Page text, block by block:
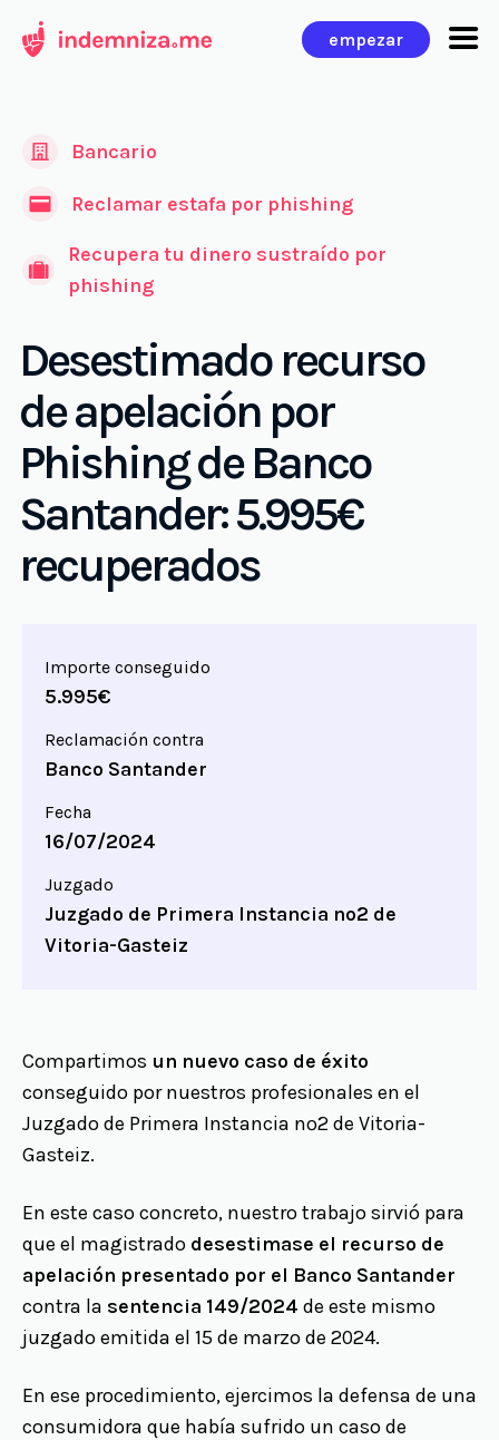
empezar
Bancario
Reclamar estafa por phishing
Recupera tu dinero sustraído por
phishing
Desestimado recurso
de apelación por
Phishing de Banco
Santander: 5.995€
recuperados
Importe conseguido
5.995€
Reclamación contra
Banco Santander
Fecha
16/07/2024
Juzgado
Juzgado de Primera Instancia nº2 de
Vitoria-Gasteiz
Compartimos un nuevo caso de éxito
conseguido por nuestros profesionales en el
Juzgado de Primera Instancia nº2 de Vitoria-
Gasteiz.
En este caso concreto, nuestro trabajo sirvió para
que el magistrado desestimase el recurso de
apelación presentado por el Banco Santander
contra la sentencia 149/2024 de este mismo
juzgado emitida el 15 de marzo de 2024.
En ese procedimiento, ejercimos la defensa de una
consumidora que había sufrido un caso de